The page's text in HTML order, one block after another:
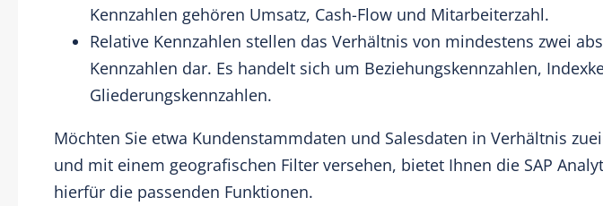
Kennzahlen gehören Umsatz, Cash-Flow und Mitarbeiterzahl.
Relative Kennzahlen stellen das Verhältnis von mindestens zwei
Kennzahlen dar. Es handelt sich um Beziehungskennzahlen,
Gliederungskennzahlen.
Möchten Sie etwa Kundenstammdaten und Salesdaten in Verhältnis
und mit einem geografischen Filter versehen, bietet Ihnen die SAP
hierfür die passenden Funktionen.